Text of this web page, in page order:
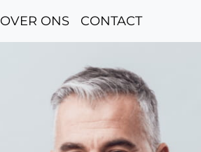
OVER ONS CONTACT